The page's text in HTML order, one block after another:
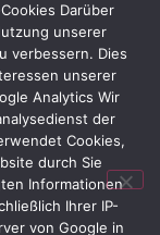
?
Darüber
unserer
verbessern. Dies
unserer
Analytics Wir
der
Cookies,
durch Sie
Informationen
Ihrer IP-
von Google in